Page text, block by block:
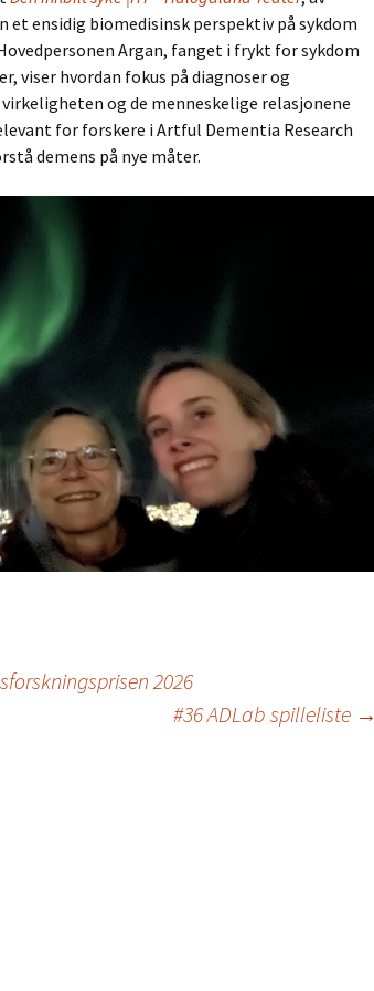
ensidig biomedisinsk perspektiv på sykdom
Argan, fanget i frykt for sykdom
viser hvordan fokus på diagnoser og
og de menneskelige relasjonene
for forskere i Artful Dementia Research
demens på nye måter.
2026
#36 ADLab spilleliste →